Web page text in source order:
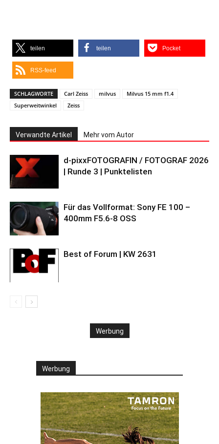
teilen teilen Pocket
RSS-feed
SCHLAGWORTE Carl Zeiss milvus
Milvus 15 mm f1.4
Superweitwinkel
Zeiss
Verwandte Artikel Mehr vom Autor
d-pixxFOTOGRAFIN / FOTOGRAF 2026
| Runde 3 | Punktelisten
Für das Vollformat: Sony FE 100 –
400mm F5.6-8 OSS
Best of Forum | KW 2631
Werbung
Werbung